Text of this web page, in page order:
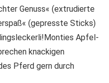
Genuss« (extrudierte
(gepresste Sticks)
Apfel-
knackigen
Pferd gern durch